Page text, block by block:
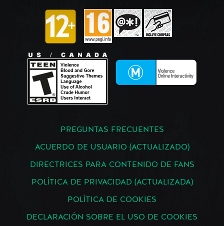
PREGUNTAS FRECUENTES
ACUERDO DE USUARIO (ACTUALIZADO)
DIRECTRICES PARA CONTENIDO DE FANS
POLÍTICA DE PRIVACIDAD (ACTUALIZADA)
POLÍTICA DE COOKIES
DECLARACIÓN SOBRE EL USO DE COOKIES